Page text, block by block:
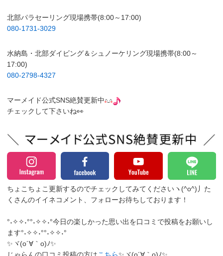
北部パラセーリング現場携帯(8:00～17:00)
080-1731-3029
水納島・北部ダイビング＆シュノーケリング現場携帯(8:00～
17:00)
080-2798-4327
マーメイド公式SNS絶賛更新中
チェックして下さいね👀
ちょこちょこ更新するのでチェックしてみてくださいヽ(^o^)丿 た
くさんのイイネコメント、フォローお待ちしております！
°˖✧✧˖°°˖✧✧˖°今日の楽しかった思い出を口コミで投稿をお願いし
ます°˖✧✧˖°°˖✧✧˖°
✨ヾ(o´∀｀o)ﾉ✨
じゃらんの口コミ投稿の方はこちら✨ヾ(o´∀｀o)ﾉ✨